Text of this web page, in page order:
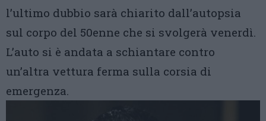
l’ultimo dubbio sarà chiarito dall’autopsia
sul corpo del 50enne che si svolgerà venerdì.
L’auto si è andata a schiantare contro
un’altra vettura ferma sulla corsia di
emergenza.